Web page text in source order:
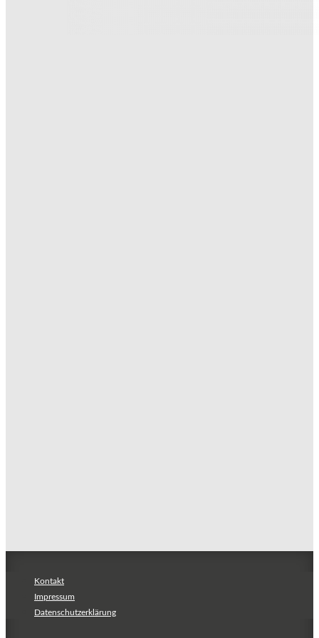
Kontakt
Impressum
Datenschutzerklärung